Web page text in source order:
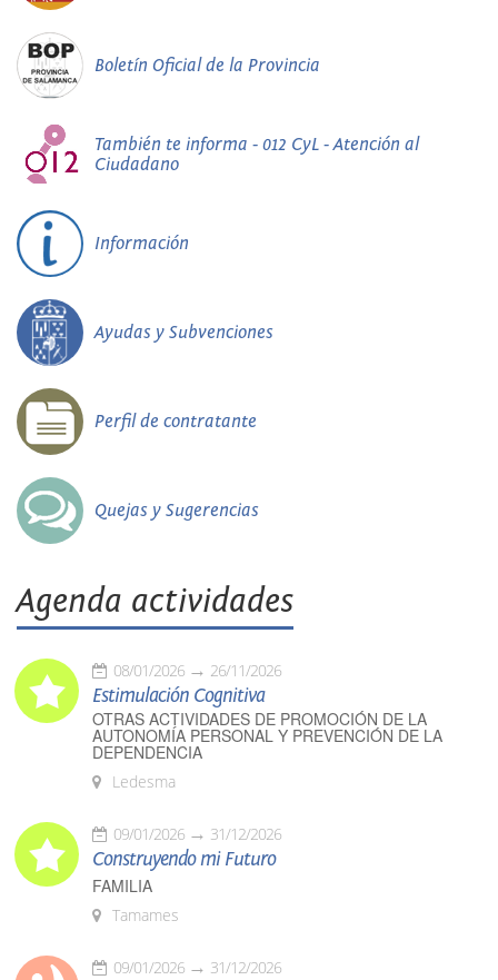
Boletín Oficial de la Provincia
También te informa - 012 CyL - Atención al
Ciudadano
Información
Ayudas y Subvenciones
Perfil de contratante
Quejas y Sugerencias
Agenda actividades
08/01/2026 26/11/2026
Estimulación Cognitiva
OTRAS ACTIVIDADES DE PROMOCIÓN DE LA
AUTONOMÍA PERSONAL Y PREVENCIÓN DE LA
DEPENDENCIA
Ledesma
09/01/2026 31/12/2026
Construyendo mi Futuro
FAMILIA
Tamames
09/01/2026 31/12/2026